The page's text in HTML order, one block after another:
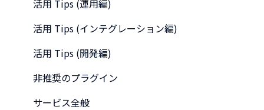
活用 Tips (運用編)
活用 Tips (インテグレーション編)
活用 Tips (開発編)
非推奨のプラグイン
サービス全般